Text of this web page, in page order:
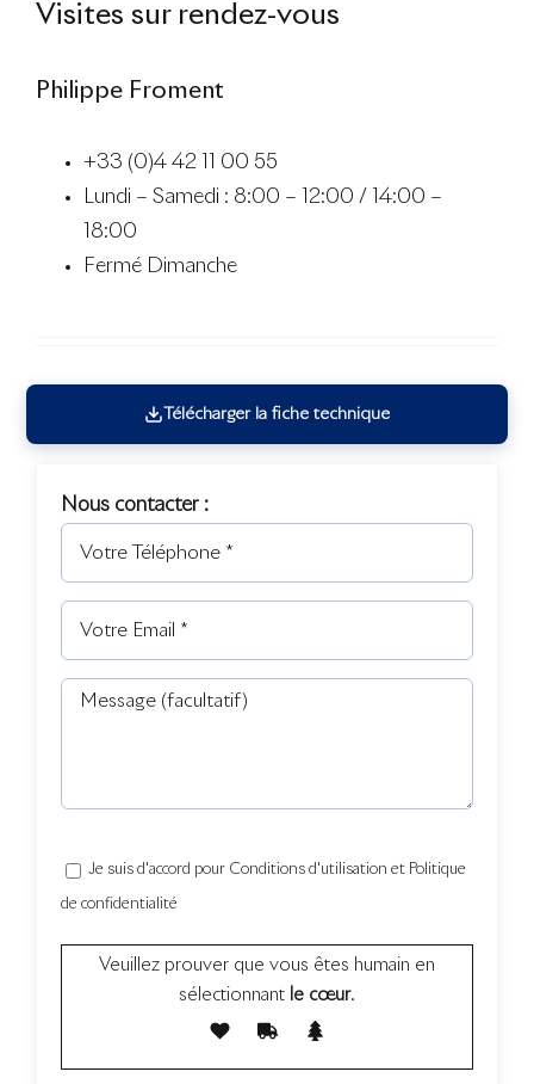
Visites sur rendez-vous
Philippe Froment
+33 (0)4 42 11 00 55
Lundi – Samedi : 8:00 – 12:00 / 14:00 –
18:00
Fermé Dimanche
Télécharger la fiche technique
Nous contacter :
Je suis d'accord pour Conditions d'utilisation et Politique
de confidentialité
Veuillez prouver que vous êtes humain en
sélectionnant le cœur.